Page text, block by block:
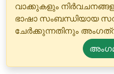
വാക്കുകളും
ഭാഷാ സംബന്ധിയായ
ചേർക്കുന്നതിനും